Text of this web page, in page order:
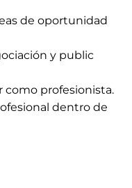
de oportunidad
y public
como profesionista.
dentro de